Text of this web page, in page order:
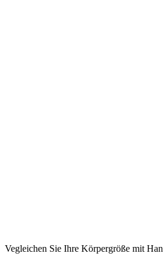
Vegleichen Sie Ihre Körpergröße mit